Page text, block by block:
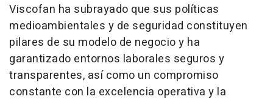
Viscofan ha subrayado que sus políticas
medioambientales y de seguridad constituyen
pilares de su modelo de negocio y ha
garantizado entornos laborales seguros y
transparentes, así como un compromiso
constante con la excelencia operativa y la